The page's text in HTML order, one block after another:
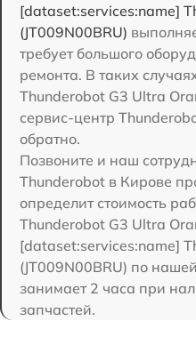
[dataset:services:name]
(JT009N00BRU)
требует большого
ремонта. В таких
Thunderobot G3 Ultra
сервис-центр
обратно.
Позвоните и наш
Thunderobot в Кирове
определит стоимость
Thunderobot G3 Ultra
[dataset:services:name]
(JT009N00BRU) по
занимает 2 часа при
запчастей.